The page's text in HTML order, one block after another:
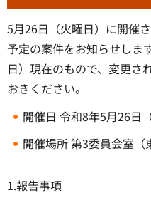
5月26日（火曜日）に開催
予定の案件をお知らせしま
日）現在のもので、変更さ
おきください。
開催日 令和8年5月26日
開催場所 第3委員会室（
1.報告事項